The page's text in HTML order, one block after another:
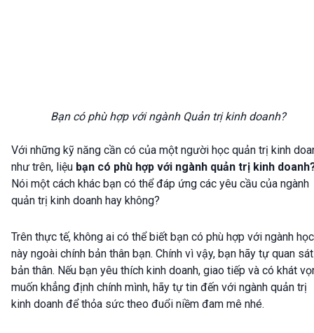
Bạn có phù hợp với ngành Quản trị kinh doanh?
Với những kỹ năng cần có của một người học quản trị kinh
như trên, liệu bạn có phù hợp với ngành quản trị kinh
Nói một cách khác bạn có thể đáp ứng các yêu cầu của ngành
quản trị kinh doanh hay không?
Trên thực tế, không ai có thể biết bạn có phù hợp với ngành học
này ngoài chính bản thân bạn. Chính vì vậy, bạn hãy tự quan sát
bản thân. Nếu bạn yêu thích kinh doanh, giao tiếp và có khát
muốn khẳng định chính mình, hãy tự tin đến với ngành quản trị
kinh doanh để thỏa sức theo đuổi niềm đam mê nhé.